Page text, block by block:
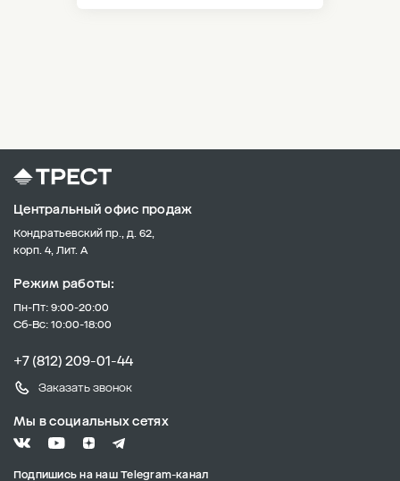
Центральный офис продаж
Кондратьевский пр., д. 62,
корп. 4, Лит. А
Режим работы:
Пн-Пт: 9:00-20:00
Сб-Вс: 10:00-18:00
+7 (812) 209-01-44
Заказать звонок
Мы в социальных сетях
Подпишись на наш Telegram-канал